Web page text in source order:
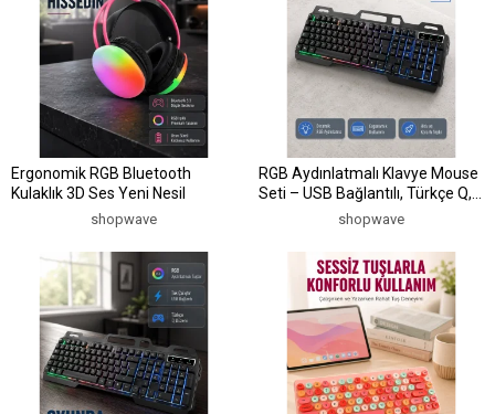
Ergonomik RGB Bluetooth
Kulaklık 3D Ses Yeni Nesil
shopwave
RGB Aydınlatmalı Klavye Mouse
Seti – USB Bağlantılı, Türkçe Q,
Ayarlanabilir DPI, Ergonomik
shopwave